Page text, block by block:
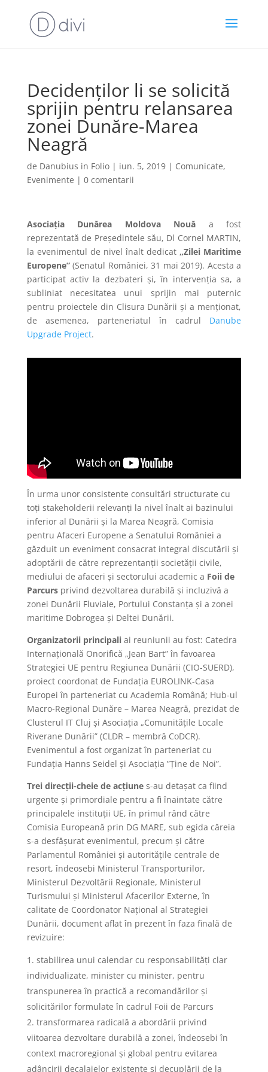
Decidenților li se solicită
sprijin pentru relansarea
zonei Dunăre-Marea
Neagră
de Danubius in Folio| iun. 5, 2019| Comunicate,
Evenimente | 0 comentarii
Asociația Dunărea Moldova Nouă a fost
reprezentată de Președintele său, Dl Cornel MARTIN,
la evenimentul de nivel înalt dedicat„Zilei Maritime
Europene”(Senatul României, 31 mai 2019). Acesta a
participat activ la dezbateri și, în intervenția sa, a
subliniat necesitatea unui sprijin mai puternic
pentru proiectele din Clisura Dunării și a menționat,
de asemenea, parteneriatul în cadrul Danube
Upgrade Project.
În urma unor consistente consultări structurate cu
toți stakeholderii relevanți la nivel înalt ai bazinului
inferior al Dunării și la Marea Neagră, Comisia
pentru Afaceri Europene a Senatului României a
găzduit un eveniment consacrat integral discutării și
adoptării de către reprezentanții societății civile,
mediului de afaceri și sectorului academic a Foii de
Parcursprivind dezvoltarea durabilă și incluzivă a
zonei Dunării Fluviale, Portului Constanța și a zonei
maritime Dobrogea și Deltei Dunării.
Organizatorii principaliai reuniunii au fost: Catedra
Internațională Onorifică „Jean Bart” în favoarea
Strategiei UE pentru Regiunea Dunării (CIO-SUERD),
proiect coordonat de Fundația EUROLINK-Casa
Europei în parteneriat cu Academia Română; Hub-ul
Macro-Regional Dunăre – Marea Neagră, prezidat de
Clusterul IT Cluj și Asociația „Comunitățile Locale
Riverane Dunării” (CLDR – membră CoDCR).
Evenimentul a fost organizat în parteneriat cu
Fundația Hanns Seidel și Asociația ”Ține de Noi”.
Trei direcții-cheie de acțiunes-au detașat ca fiind
urgente și primordiale pentru a fi înaintate către
principalele instituții UE, în primul rând către
Comisia Europeană prin DG MARE, sub egida căreia
s-a desfășurat evenimentul, precum și către
Parlamentul României și autoritățile centrale de
resort, îndeosebi Ministerul Transporturilor,
Ministerul Dezvoltării Regionale, Ministerul
Turismului și Ministerul Afacerilor Externe, în
calitate de Coordonator Național al Strategiei
Dunării, document aflat în prezent în faza finală de
revizuire:
stabilirea unui calendar cu responsabilități clar
individualizate, minister cu minister, pentru
transpunerea în practică a recomandărilor și
solicitărilor formulate în cadrul Foii de Parcurs
transformarea radicală a abordării privind
viitoarea dezvoltare durabilă a zonei, îndeosebi în
context macroregional și global pentru evitarea
adâncirii decalajelor existente și decuplării de la